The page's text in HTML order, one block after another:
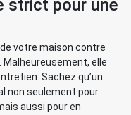
strict pour une
votre maison contre
elle
Sachez qu’un
non seulement pour
aussi pour en